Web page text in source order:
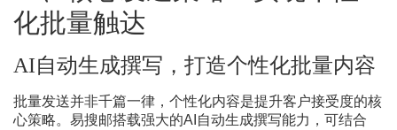
化批量触达
AI自动生成撰写，打造个性化批量内容
批量发送并非千篇一律，个性化内容是提升客户接受度的核
心策略。易搜邮搭载强大的AI自动生成撰写能力，可结合